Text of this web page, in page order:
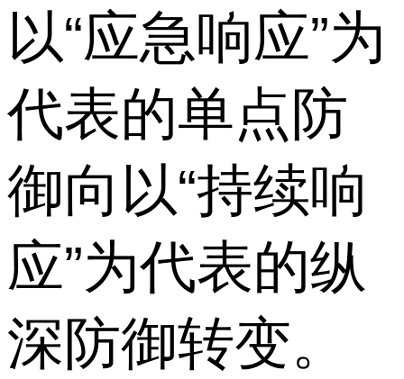
以“应急响应”为
代表的单点防
御向以“持续响
应”为代表的纵
深防御转变。